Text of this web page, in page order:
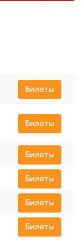
Билеты
Билеты
Билеты
Билеты
Билеты
Билеты